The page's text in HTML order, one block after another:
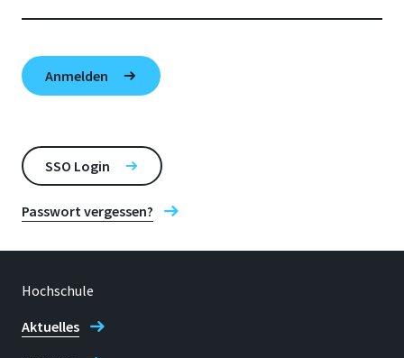
SSO Login
Passwort vergessen?
Hochschule
Aktuelles